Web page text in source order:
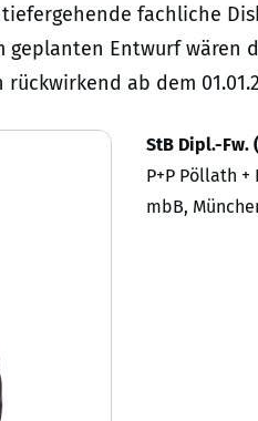
fachliche
Entwurf wären
ab dem
StB Dipl.-Fw.
P+P Pöllath
mbB,